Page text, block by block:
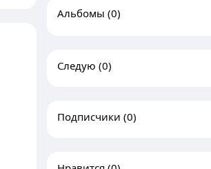
Альбомы (0)
Следую (0)
Подписчики (0)